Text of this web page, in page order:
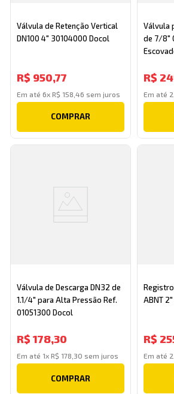
Válvula de Retenção Vertical
DN100 4" 30104000 Docol
R$ 950,77
Em até6xR$ 158 ,46 sem juros
COMPRAR
Válvula
de 7/8"
R$
Em até 2
Válvula de Descarga DN32 de
1.1/4" para Alta Pressão Ref.
01051300 Docol
R$ 178,30
Em até 1xR$ 178 30 sem juros
COMPRAR
ABNT
R$
Em até 2